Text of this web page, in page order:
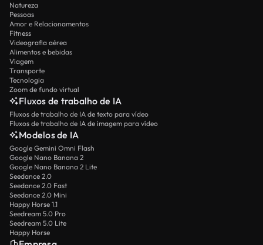
Natureza
Pessoas
Amor e Relacionamentos
Fitness
Videografia aérea
Alimentos e bebidas
Viagem
Transporte
Tecnologia
Zoom de fundo virtual
Fluxos de trabalho de IA
Fluxos de trabalho de IA de texto para vídeo
Fluxos de trabalho de IA de imagem para vídeo
Modelos de IA
Google Gemini Omni Flash
Google Nano Banana 2
Google Nano Banana 2 Lite
Seedance 2.0
Seedance 2.0 Fast
Seedance 2.0 Mini
Happy Horse 1.1
Seedream 5.0 Pro
Seedream 5.0 Lite
Happy Horse